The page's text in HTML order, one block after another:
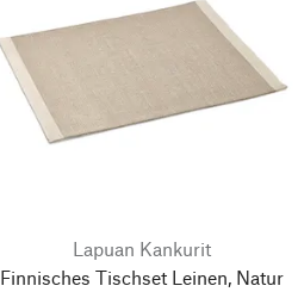
Lapuan Kankurit
Finnisches Tischset Leinen, Natur